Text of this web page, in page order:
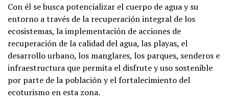
Con él se busca potencializar el cuerpo de agua y su
entorno a través de la recuperación integral de los
ecosistemas, la implementación de acciones de
recuperación de la calidad del agua, las playas, el
desarrollo urbano, los manglares, los parques, senderos e
infraestructura que permita el disfrute y uso sostenible
por parte de la población y el fortalecimiento del
ecoturismo en esta zona.